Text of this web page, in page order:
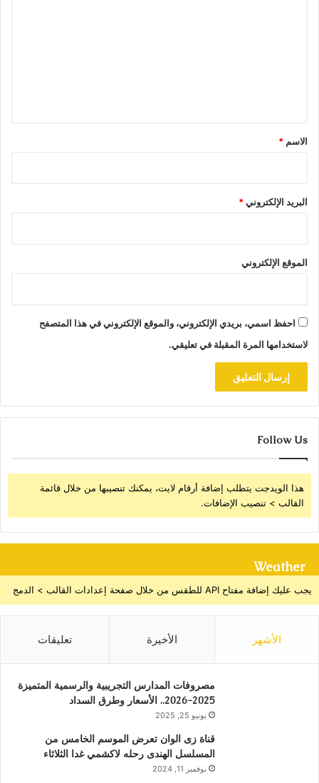
*
الاسم *
البريد الإلكتروني*
الموقع الإلكتروني
احفظ اسمي، بريدي الإلكتروني، والموقع الإلكتروني في هذا المتصفح
لاستخدامها المرة المقبلة في تعليقي.
Follow Us
هذا الويدجت يتطلب إضافة أرقام لايت، يمكنك تنصيبها من خلال قائمة
القالب > تنصيب الإضافات.
Weather
يجب عليك إضافة مفتاح API للطقس من خلال صفحة إعدادات القالب > الدمج
الأشهر الأخيرة تعليقات
مصروفات المدارس التجريبية والرسمية المتميزة
2025-2026.. الأسعار وطرق السداد
يونيو 25, 2025
قناة زى الوان تعرض الموسم الخامس من
المسلسل الهندى رحله لاكشمي غدا الثلاثاء
نوفمبر 11, 2024